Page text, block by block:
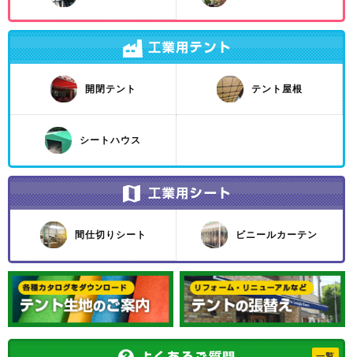
開閉テント テント屋根
シートハウス
間仕切りシート ビニールカーテン